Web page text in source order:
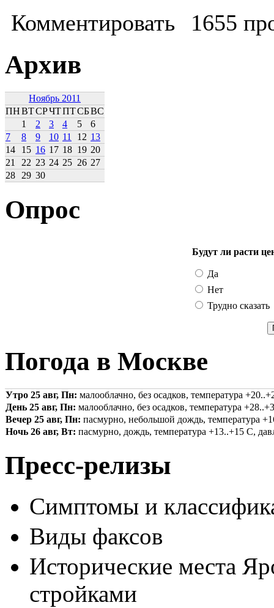
Комментировать
1655
Архив
Ноябрь 2011
ПНВТСРЧТПТСБВС
1
2 3 4 5
6
7
8 9 10 11 12 13
14
15 16 17 18 19 20
21
22 23 24 25 26 27
28
29 30
Опрос
Будут ли расти
Да
Нет
Трудно сказать
Погода в Москве
Утро 25 авг, Пн: малооблачно, без осадков, температура
День 25 авг, Пн: малооблачно, без осадков, температура
Вечер 25 авг, Пн: пасмурно, небольшой дождь, температура
Ночь 26 авг, Вт: пасмурно, дождь, температура +13..+15 С,
Пресс-релизы
Симптомы и
Виды факсов
Исторические места
стройками